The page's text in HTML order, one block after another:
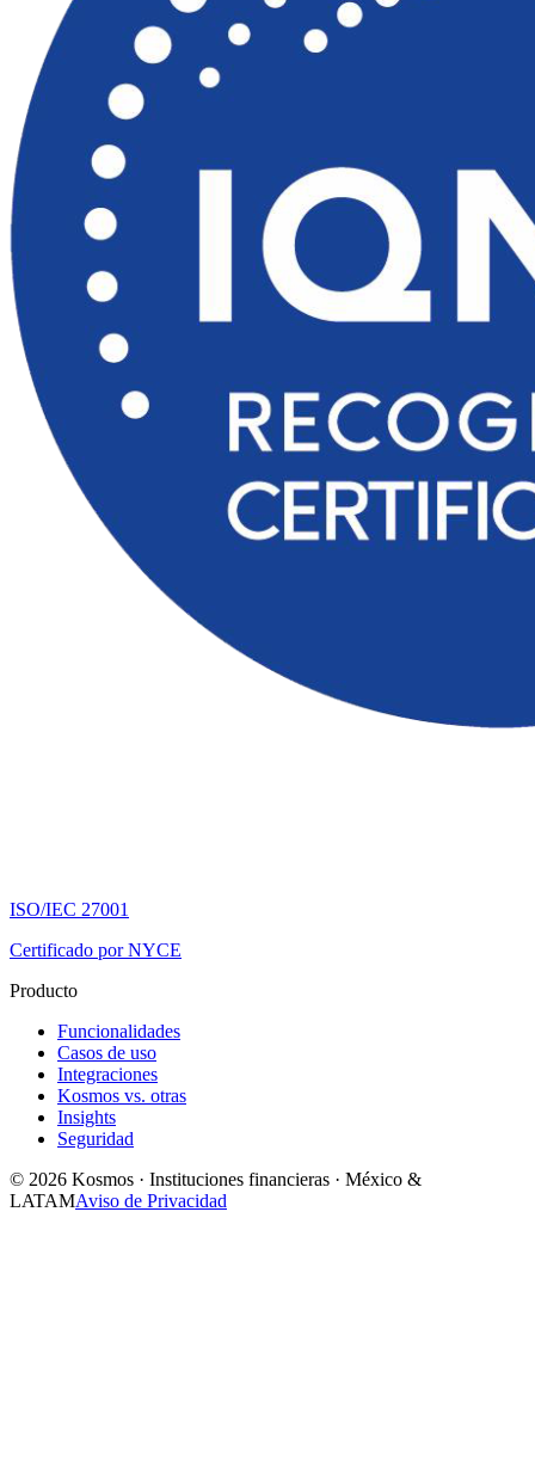
ISO/IEC 27001
Certificado por NYCE
Producto
Funcionalidades
Casos de uso
Integraciones
Kosmos vs. otras
Insights
Seguridad
© 2026 Kosmos · Instituciones financieras · México &
LATAMAviso de Privacidad